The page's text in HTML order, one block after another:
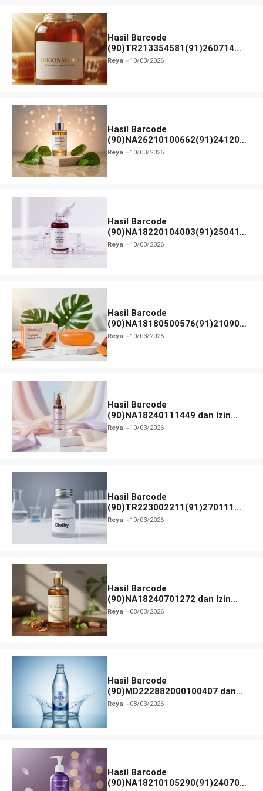
Hasil Barcode
(90)TR213354581(91)260714
dan Izin BPOM
Reya 10/03/2026
Hasil Barcode
(90)NA26210100662(91)241203
dan Izin BPOM
Reya 10/03/2026
Hasil Barcode
(90)NA18220104003(91)250418
dan Izin BPOM
Reya 10/03/2026
Hasil Barcode
(90)NA18180500576(91)210906
dan Izin BPOM
Reya 10/03/2026
Hasil Barcode
(90)NA18240111449 dan Izin
BPOM
Reya 10/03/2026
Hasil Barcode
(90)TR223002211(91)270111
dan Izin BPOM
Reya 10/03/2026
Hasil Barcode
(90)NA18240701272 dan Izin
BPOM
Reya 08/03/2026
Hasil Barcode
(90)MD222882000100407 dan
Izin BPOM
Reya 08/03/2026
Hasil Barcode
(90)NA18210105290(91)240703